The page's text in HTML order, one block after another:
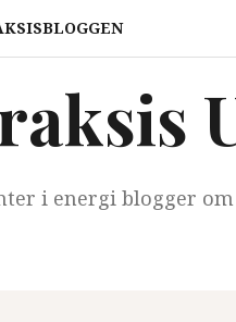
i energi blogger